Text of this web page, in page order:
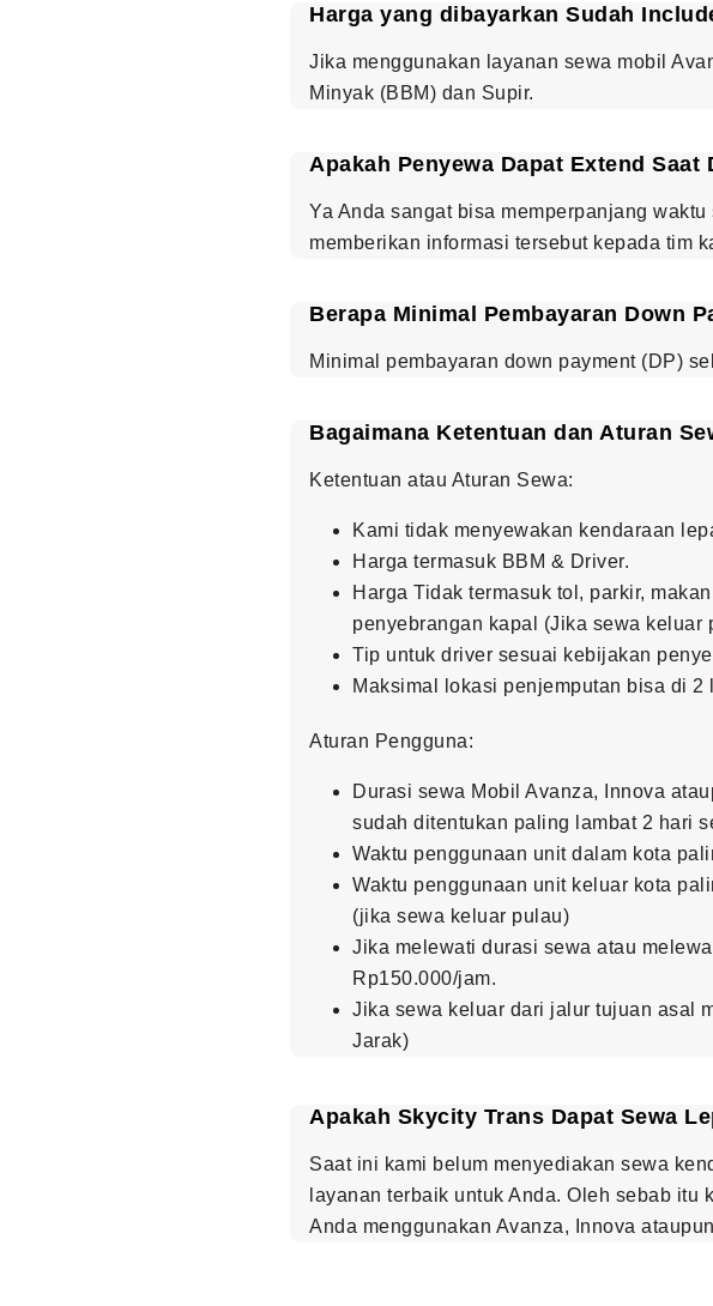
Harga yang dibayarkan Sudah
Jika menggunakan layanan sewa mobil
Minyak (BBM) dan Supir.
Apakah Penyewa Dapat Extend Saat
Ya Anda sangat bisa memperpanjang
memberikan informasi tersebut kepada tim
Berapa Minimal Pembayaran Down
Minimal pembayaran down payment (DP)
Bagaimana Ketentuan dan Aturan
Ketentuan atau Aturan Sewa:
Kami tidak menyewakan kendaraan
Harga termasuk BBM & Driver.
Harga Tidak termasuk tol, parkir,
penyebrangan kapal (Jika sewa keluar
Tip untuk driver sesuai kebijakan
Maksimal lokasi penjemputan bisa di
Aturan Pengguna:
Durasi sewa Mobil Avanza, Innova
sudah ditentukan paling lambat 2 hari
Waktu penggunaan unit dalam kota
Waktu penggunaan unit keluar kota
(jika sewa keluar pulau)
Jika melewati durasi sewa atau
Rp150.000/jam.
Jika sewa keluar dari jalur tujuan asal
Jarak)
Apakah Skycity Trans Dapat Sewa
Saat ini kami belum menyediakan sewa
layanan terbaik untuk Anda. Oleh sebab
Anda menggunakan Avanza, Innova